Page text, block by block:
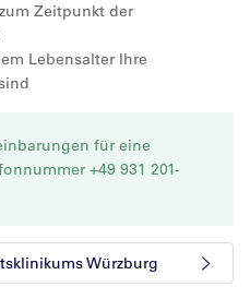
Zeitpunkt der
Lebensalter Ihre
für eine
+49 931 201-
Würzburg